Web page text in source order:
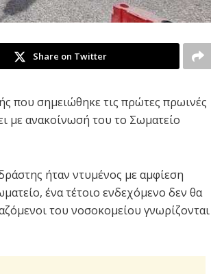
Share on Twitter
που σημειώθηκε τις πρώτες πρωινές
με ανακοίνωσή του το Σωματείο
ήταν ντυμένος με αμφίεση
ένα τέτοιο ενδεχόμενο δεν θα
του νοσοκομείου γνωρίζονται